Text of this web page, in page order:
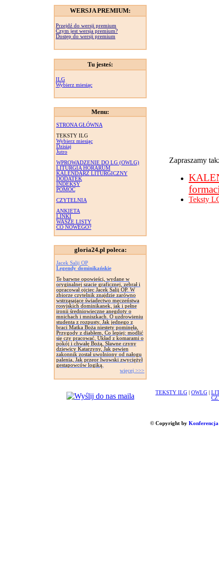
WERSJA PREMIUM:
Przejdź do wersji premium
Czym jest wersja premium?
Dostęp do wersji premium
Tu jesteś:
ILG
Wybierz miesiąc
Menu:
STRONA GŁÓWNA
TEKSTY ILG
Wybierz miesiąc
Dzisiaj
Jutro
WPROWADZENIE DO LG (OWLG)
LITURGIA HORARUM
KALENDARZ LITURGICZNY
DODATEK
INDEKSY
POMOC
CZYTELNIA
ANKIETA
LINKI
WASZE LISTY
CO NOWEGO?
gloria24.pl poleca:
Jacek Salij OP
Legendy dominikańskie
Te barwne opowieści, wydane w
oryginalnej szacie graficznej, zebrał i
opracował ojciec Jacek Salij OP. W
zbiorze czytelnik znajdzie zarówno
wstrząsające świadectwo męczeństwa
rosyjskich dominikanek, jak i pełne
ironii średniowieczne anegdoty o
mnichach i mniszkach. O uzdrowieniu
studenta z rozpusty, Jak jednego z
braci Matka Boża niestety pominęła,
Przygody z diabłem, Co lepiej: modlić
się czy pracować, Układ z komarami o
pokój i chwałę Bożą, Sławne czyny
dziewicy Katarzyny, Jak pewien
zakonnik został uwolniony od nałogu
palenia, Jak przeor lwowski zwyciężył
gestapowców logiką.
więcej >>>
Zapraszamy
Teksty
TEKSTY ILG OWLG
© Copyright by Konferencja